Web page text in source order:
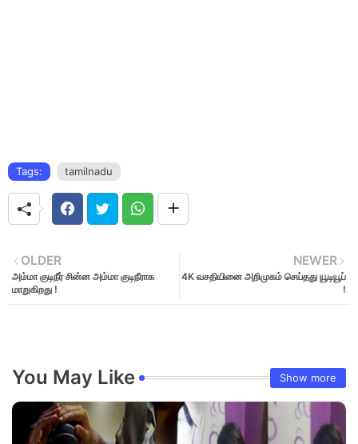
Tags: tamilnadu
NEWER
4K வசதியினை அறிமுகம் செய்தது யூடியூப்
!
OLDER
அம்மா குடிநீர் சின்ன அம்மா குடிநீராக
மாறுகிறது !
You May Like Show more